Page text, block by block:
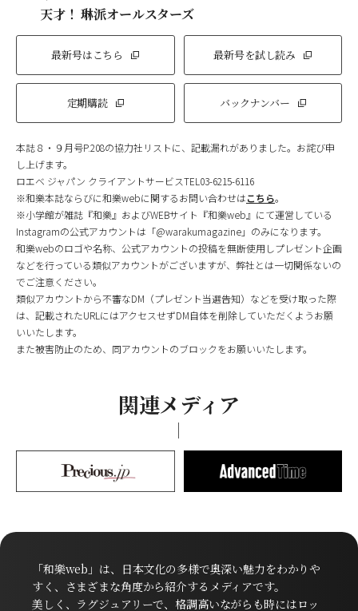
天才！ 琳派オールスターズ
最新号はこちら 最新号を試し読み
定期購読 バックナンバー
本誌８・９月号P.208の協力社リストに、記載漏れがありました。お詫び申
し上げます。
ロエベ ジャパン クライアントサービスTEL03-6215-6116
※和樂本誌ならびに和樂webに関するお問い合わせはこちら。
※小学館が雑誌『和樂』およびWEBサイト『和樂web』にて運営している
Instagramの公式アカウントは「@warakumagazine」のみになります。
和樂webのロゴや名称、公式アカウントの投稿を無断使用しプレゼント企画
などを行っている類似アカウントがございますが、弊社とは一切関係ないの
でご注意ください。
類似アカウントから不審なDM（プレゼント当選告知）などを受け取った際
は、記載されたURLにはアクセスせずDM自体を削除していただくようお願
いいたします。
また被害防止のため、同アカウントのブロックをお願いいたします。
関連メディア
「和樂web」は、日本文化の多様で奥深い魅力をわかりや
すく、さまざまな角度から紹介するメディアです。
美しく、ラグジュアリーで、格調高いながらも時にはロッ